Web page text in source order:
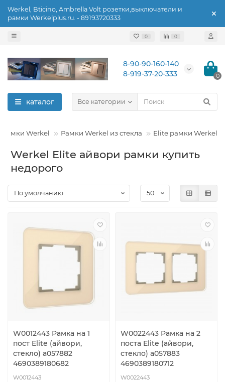
Werkel, Bticino, Ambrella Volt розетки,выключатели и
рамки Werkelplus.ru. - 89193720333
0 0
8-90-90-160-140
8-919-37-20-333
0
каталог Все категории
Рамки Werkel Рамки Werkel из стекла Elite рамки Werkel
Werkel Elite айвори рамки купить
недорого
W0012443 Рамка на 1
пост Elite (айвори,
стекло) a057882
4690389180682
W0012443
W0022443 Рамка на 2
поста Elite (айвори,
стекло) a057883
4690389180712
W0022443